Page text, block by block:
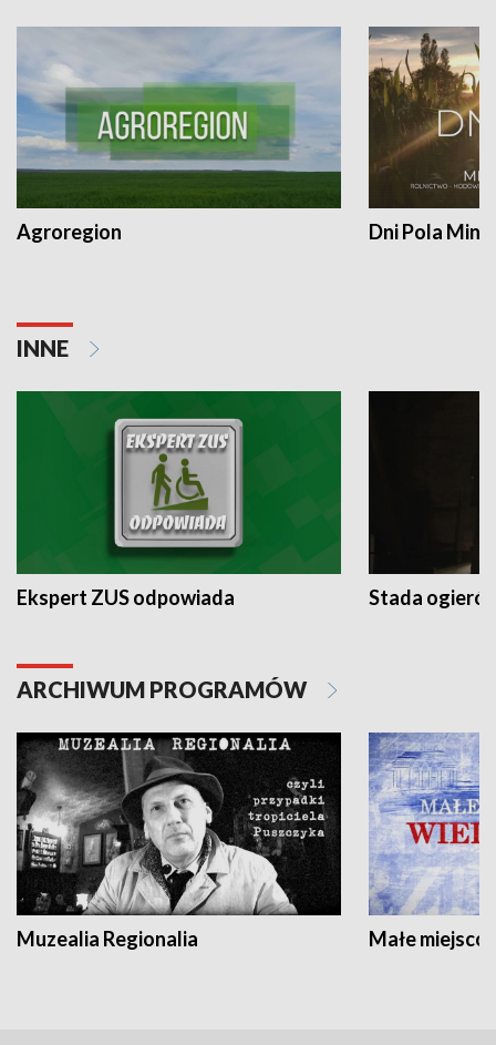
Agroregion Dni Pola
INNE
Ekspert ZUS odpowiada Stada
ARCHIWUM PROGRAMÓW
Muzealia Regionalia Małe